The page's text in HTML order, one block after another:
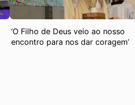
‘O Filho de Deus veio ao nosso
encontro para nos dar coragem’